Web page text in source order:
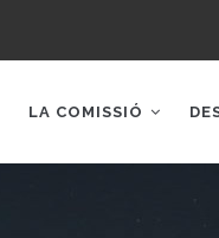
LA COMISSIÓ